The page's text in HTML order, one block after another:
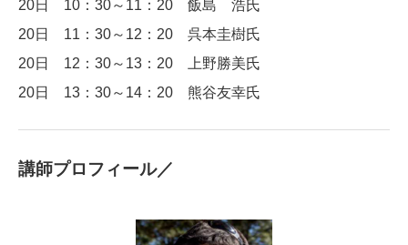
20日 10：30～11：20 飯島 浩氏
20日 11：30～12：20 呉本圭樹氏
20日 12：30～13：20 上野勝美氏
20日 13：30～14：20 熊谷友幸氏
講師プロフィール／